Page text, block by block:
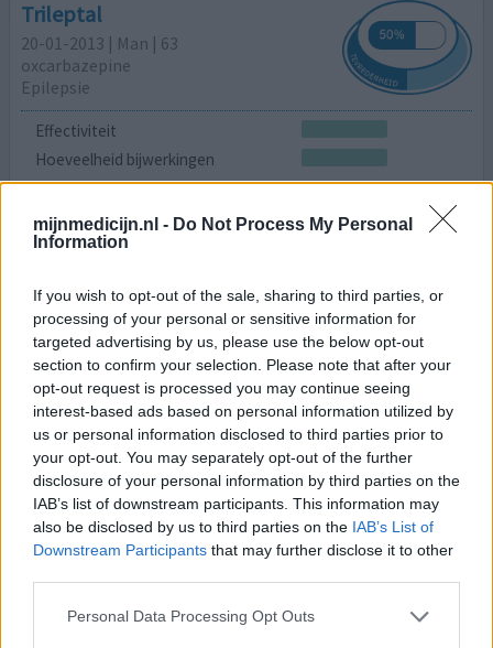
mijnmedicijn.nl - Do Not Process My Personal
Information
If you wish to opt-out of the sale, sharing to third parties, or
processing of your personal or sensitive information for
targeted advertising by us, please use the below opt-out
section to confirm your selection. Please note that after your
opt-out request is processed you may continue seeing
interest-based ads based on personal information utilized by
us or personal information disclosed to third parties prior to
your opt-out. You may separately opt-out of the further
disclosure of your personal information by third parties on the
IAB’s list of downstream participants. This information may
also be disclosed by us to third parties on the IAB’s List of
Downstream Participants that may further disclose it to other
Personal Data Processing Opt Outs
Trileptal
20-01-2013 | Man | 63
oxcarbazepine
Epilepsie
Effectiviteit
Hoeveelheid bijwerkingen
Trileptal
12-01-2013 | Man | 5
oxcarbazepine
Epilepsie
Effectiviteit
Hoeveelheid bijwerkingen
Mijn zoontje gebruikt het vanaf het moment dat er
epilepsie bij hem werd vastgesteld. Hij was toen 2. Hij is
nu 5 en gebruikt het nog steeds. Inmiddels wel 5 mg
Frisium bijgekomen i.v.m. met terugkerende nachtelijke